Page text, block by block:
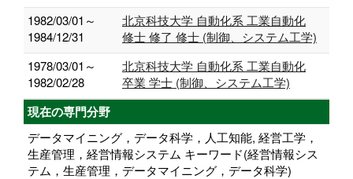
1982/03/01～
1984/12/31
北京科技大学 自動化系 工業自動化
修士 修了 修士 (制御、システム工学)
1978/03/01～
1982/02/28
北京科技大学 自動化系 工業自動化
卒業 学士 (制御、システム工学)
現在の専門分野
データマイニング，データ科学，人工知能, 経営工学，
生産管理，経営情報システム キーワード(経営情報シス
テム，生産管理，データマイニング，データ科学)